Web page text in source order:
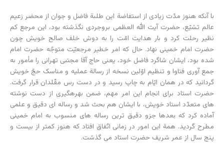
با آنکه هنوز مدّت زیادی از استفاضة این طلبة فاضل و جوان از محضر زعیم
عالم تشیّع، حضرت آیت الله العظمی بروجردی نگذشته بود، این مرجع کم
نظیر رحلت کرد و بار هدایت امّت را به دوش خلف صالح خویش چون
حضرت امام خمینی نهاد. حال که امر خطیر مرجعیّت متوجّه حضرت امام
شده بود، ایشان شاگرد فاضل خود، یعنی حاج آقا مجتبی تهرانی را مأمور به
جمع آوری فتاوا و تنظیم اوّلین نسخه از رسالة عملیه و مناسک حجّ خویش
گردانید که در همان ایّام به چاپ رسید و در دست رس مقّلدان قرار گرفت.
حضرت استاد برای انجام این امر مهم، ضمن بهره‏گیری از دست نوشته
های متعدّد استاد خویش، با ایشان هم بحث شد و رساله ای دقیق و علمی
آماده کرد که بعدها جزو دقیق ترین رساله های منسوب به امام خمینی
مطرح گردید. همة این امور در زمانی اتّفاق افتاد که هنوز کمتر از بیست و
پنج سال از عمر شریف حضرت استاد می گذشت.